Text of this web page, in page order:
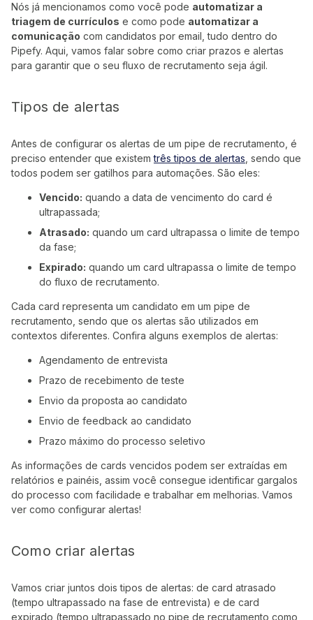
Nós já mencionamos como você pode automatizar a
triagem de currículos e como pode automatizar a
comunicação com candidatos por email, tudo dentro do
Pipefy. Aqui, vamos falar sobre como criar prazos e alertas
para garantir que o seu fluxo de recrutamento seja ágil.
Tipos de alertas
Antes de configurar os alertas de um pipe de recrutamento, é
preciso entender que existemtrês tipos de alertas , sendo que
todos podem ser gatilhos para automações. São eles:
Vencido: quando a data de vencimento do card é
ultrapassada;
Atrasado: quando um card ultrapassa o limite de tempo
da fase;
Expirado: quando um card ultrapassa o limite de tempo
do fluxo de recrutamento.
Cada card representa um candidato em um pipe de
recrutamento, sendo que os alertas são utilizados em
contextos diferentes. Confira alguns exemplos de alertas:
Agendamento de entrevista
Prazo de recebimento de teste
Envio da proposta ao candidato
Envio de feedback ao candidato
Prazo máximo do processo seletivo
As informações de cards vencidos podem ser extraídas em
relatórios e painéis, assim você consegue identificar gargalos
do processo com facilidade e trabalhar em melhorias. Vamos
ver como configurar alertas!
Como criar alertas
Vamos criar juntos dois tipos de alertas: de card atrasado
(tempo ultrapassado na fase de entrevista) e de card
expirado (tempo ultrapassado no pipe de recrutamento como